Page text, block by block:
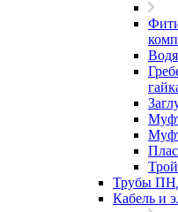
Трубы
Кабель и